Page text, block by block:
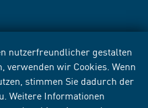
nutzerfreundlicher gestalten
verwenden wir Cookies. Wenn
stimmen Sie dadurch der
Weitere Informationen